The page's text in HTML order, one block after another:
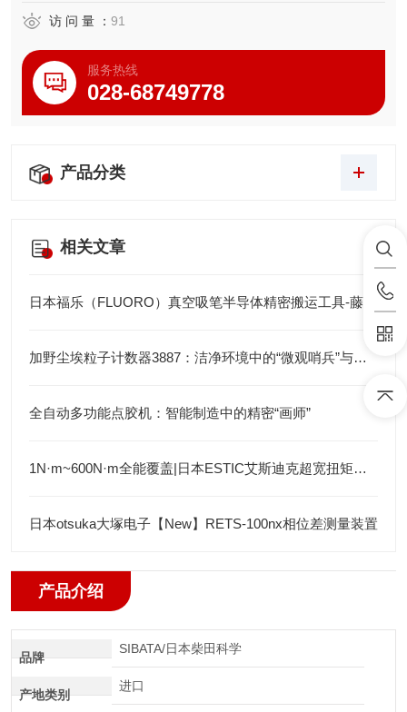
访 问 量 ： 91
服务热线
028-68749778
产品分类
相关文章
加野尘埃粒子计数器3887：洁净环境中的“微观哨兵”与洁净度“审计官”
全自动多功能点胶机：智能制造中的精密“画师”
1N·m~600N·m全能覆盖|日本ESTIC艾斯迪克超宽扭矩弯头枪
日本otsuka大塚电子【New】RETS-100nx相位差测量装置
产品介绍
品牌
SIBATA/日本柴田科学
产地类别
进口